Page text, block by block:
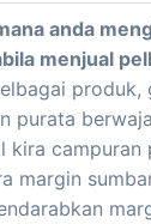
anda
menjual
produk,
purata
kira campuran
margin